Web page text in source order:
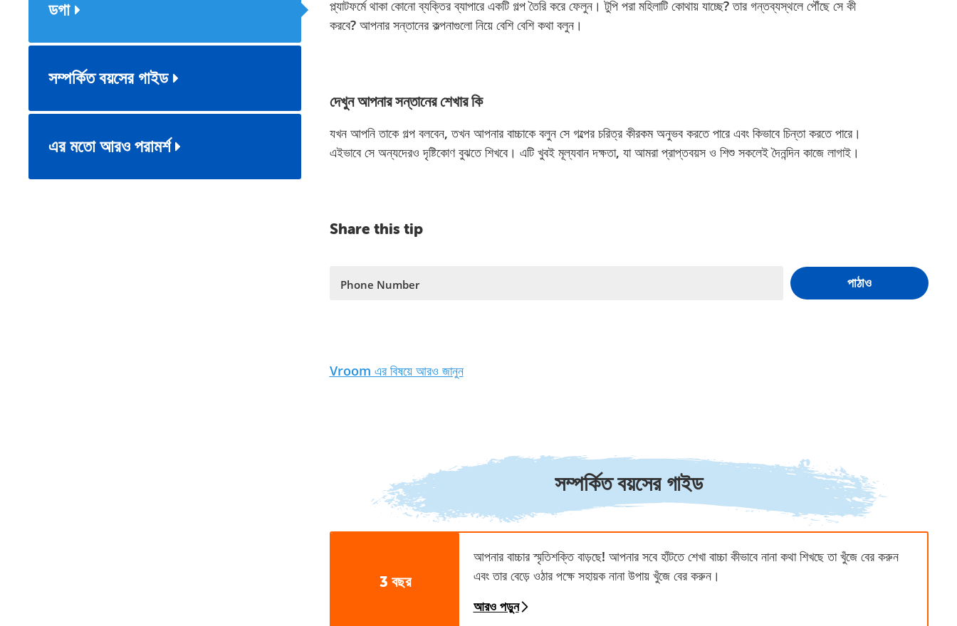
ডগা
সম্পর্কিত বয়সের গাইড
এর মতো আরও পরামর্শ
প্ল্যাটফর্মে থাকা কোনো ব্যক্তির ব্যাপারে একটি গল্প তৈরি করে ফেলুন। টুপি পরা মহিলাটি কোথায় যাচ্ছে? তার গন্তব্যস্থলে পৌঁছে সে কী
করবে? আপনার সন্তানের কল্পনাগুলো নিয়ে বেশি বেশি কথা বলুন।
দেখুন আপনার সন্তানের শেখার কি
যখন আপনি তাকে গল্প বলবেন, তখন আপনার বাচ্চাকে বলুন সে গল্পের চরিত্র কীরকম অনুভব করতে পারে এবং কিভাবে চিন্তা করতে পারে।
এইভাবে সে অন্যদেরও দৃষ্টিকোণ বুঝতে শিখবে। এটি খুবই মূল্যবান দক্ষতা, যা আমরা প্রাপ্তবয়স ও শিশু সকলেই দৈনন্দিন কাজে লাগাই।
Share this tip
Phone Number পাঠাও
Vroom এর বিষয়ে আরও জানুন
সম্পর্কিত বয়সের গাইড
3 বছর
আপনার বাচ্চার স্মৃতিশক্তি বাড়ছে! আপনার সবে হাঁটতে শেখা বাচ্চা কীভাবে নানা কথা শিখছে তা খুঁজে বের করুন
এবং তার বেড়ে ওঠার পক্ষে সহায়ক নানা উপায় খুঁজে বের করুন।
আরও পড়ুন